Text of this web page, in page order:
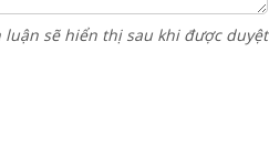
luận sẽ hiển thị sau khi được duyệt